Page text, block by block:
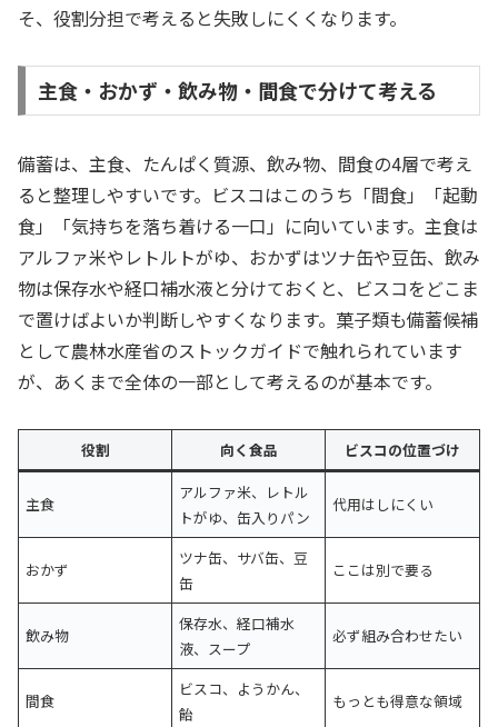
そ、役割分担で考えると失敗しにくくなります。
主食・おかず・飲み物・間食で分けて考える
備蓄は、主食、たんぱく質源、飲み物、間食の4層で考え
ると整理しやすいです。ビスコはこのうち「間食」「起動
食」「気持ちを落ち着ける一口」に向いています。主食は
アルファ米やレトルトがゆ、おかずはツナ缶や豆缶、飲み
物は保存水や経口補水液と分けておくと、ビスコをどこま
で置けばよいか判断しやすくなります。菓子類も備蓄候補
として農林水産省のストックガイドで触れられています
が、あくまで全体の一部として考えるのが基本です。
役割 向く食品 ビスコの位置づけ
主食
アルファ米、レトル
トがゆ、缶入りパン
代用はしにくい
おかず
ツナ缶、サバ缶、豆
缶
ここは別で要る
飲み物
保存水、経口補水
液、スープ
必ず組み合わせたい
間食
ビスコ、ようかん、
飴
もっとも得意な領域